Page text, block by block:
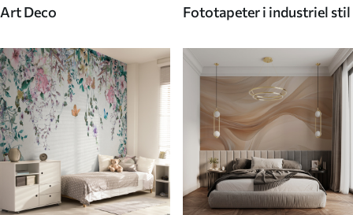
Art Deco Fototapeter i industriel stil